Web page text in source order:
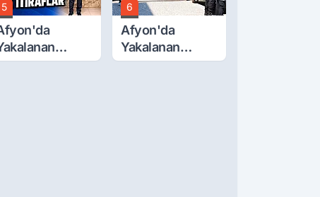
5 6
Afyon'da
Yakalanan
FETÖ'cü